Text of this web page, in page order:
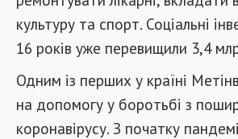
культуру та спорт. Соціальні
16 років уже перевищили 3,4
Одним із перших у країні
на допомогу у боротьбі з
коронавірусу. З початку